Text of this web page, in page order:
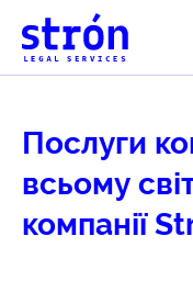
Послуги
всьому
компанії